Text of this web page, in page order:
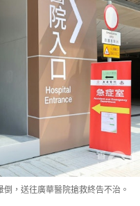
，送往廣華醫院搶救終告不治。